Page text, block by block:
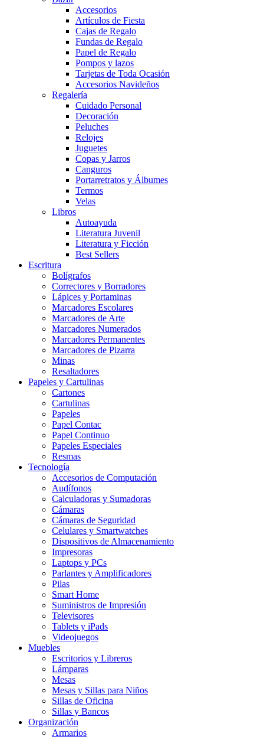
Accesorios
Artículos de Fiesta
Cajas de Regalo
Fundas de Regalo
Papel de Regalo
Pompos y lazos
Tarjetas de Toda Ocasión
Accesorios Navideños
Regalería
Cuidado Personal
Decoración
Peluches
Relojes
Juguetes
Copas y Jarros
Canguros
Portarretratos y Álbumes
Termos
Velas
Libros
Autoayuda
Literatura Juvenil
Literatura y Ficción
Best Sellers
Escritura
Bolígrafos
Correctores y Borradores
Lápices y Portaminas
Marcadores Escolares
Marcadores de Arte
Marcadores Numerados
Marcadores Permanentes
Marcadores de Pizarra
Minas
Resaltadores
Papeles y Cartulinas
Cartones
Cartulinas
Papeles
Papel Contac
Papel Continuo
Papeles Especiales
Resmas
Tecnología
Accesorios de Computación
Audífonos
Calculadoras y Sumadoras
Cámaras
Cámaras de Seguridad
Celulares y Smartwatches
Dispositivos de Almacenamiento
Impresoras
Laptops y PCs
Parlantes y Amplificadores
Pilas
Smart Home
Suministros de Impresión
Televisores
Tablets y iPads
Videojuegos
Muebles
Escritorios y Libreros
Lámparas
Mesas
Mesas y Sillas para Niños
Sillas de Oficina
Sillas y Bancos
Organización
Armarios